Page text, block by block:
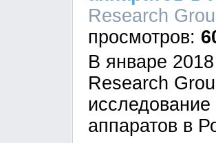
Research
В январе
Research
аппаратов в